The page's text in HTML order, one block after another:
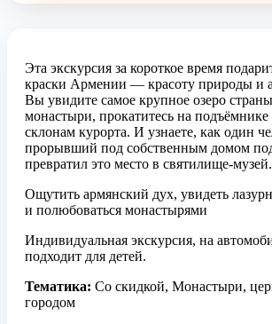
Эта экскурсия за короткое время
краски Армении — красоту природы и
Вы увидите самое крупное озеро
монастыри, прокатитесь на
склонам курорта. И узнаете, как один
прорывший под собственным домом
превратил это место в святилище-музей.
Ощутить армянский дух, увидеть
и полюбоваться монастырями
Индивидуальная экскурсия, на
подходит для детей.
Тематика: Со скидкой, Монастыри,
городом